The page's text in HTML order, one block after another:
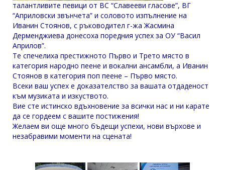
талантливите певици от ВС “Славееви гласове”, ВГ
“Априловски звънчета” и соловото изпълнение на
Иванин Стоянов, с ръководител г-жа Жасмина
Дерменджиева донесоха поредния успех за ОУ “Васил
Априлов”.
Те спечелиха престижното Първо и Трето място в
категория народно пеене и вокални ансамбли, а Иванин
Стоянов в категория поп пеене – Първо място.
Всеки ваш успех е доказателство за вашата отдаденост
към музиката и изкуството.
Вие сте истинско вдъхновение за всички нас и ни карате
да се гордеем с вашите постижения!
Желаем ви още много бъдещи успехи, нови върхове и
незабравими моменти на сцената!